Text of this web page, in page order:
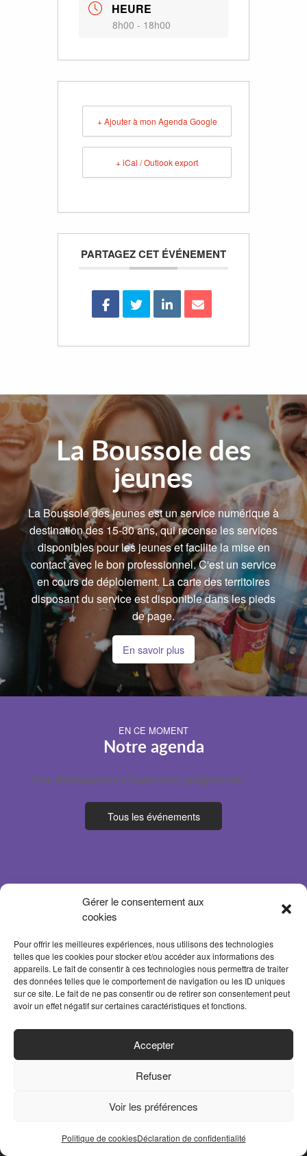
Gérer le consentement aux
cookies
Pour offrir les meilleures expériences, nous utilisons des technologies
telles que les cookies pour stocker et/ou accéder aux informations des
appareils. Le fait de consentir à ces technologies nous permettra de traiter
des données telles que le comportement de navigation ou les ID uniques
sur ce site. Le fait de ne pas consentir ou de retirer son consentement peut
avoir un effet négatif sur certaines caractéristiques et fonctions.
Accepter
Refuser
Voir les préférences
Politique de cookiesDéclaration de confidentialité
HEURE
8h00 - 18h00
+ Ajouter à mon Agenda Google
+ iCal / Outlook export
PARTAGEZ CET ÉVÉNEMENT
La Boussole des
jeunes
La Boussole des jeunes est un service numérique à
destination des 15-30 ans, qui recense les services
disponibles pour les jeunes et facilite la mise en
contact avec le bon professionnel. C'est un service
en cours de déploiement. La carte des territoires
disposant du service est disponible dans les pieds
de page.
En savoir plus
EN CE MOMENT
Notre agenda
Pas d'événement actuellement programmé.
Tous les événements
ACCUEIL
MENTIONS LÉGALES